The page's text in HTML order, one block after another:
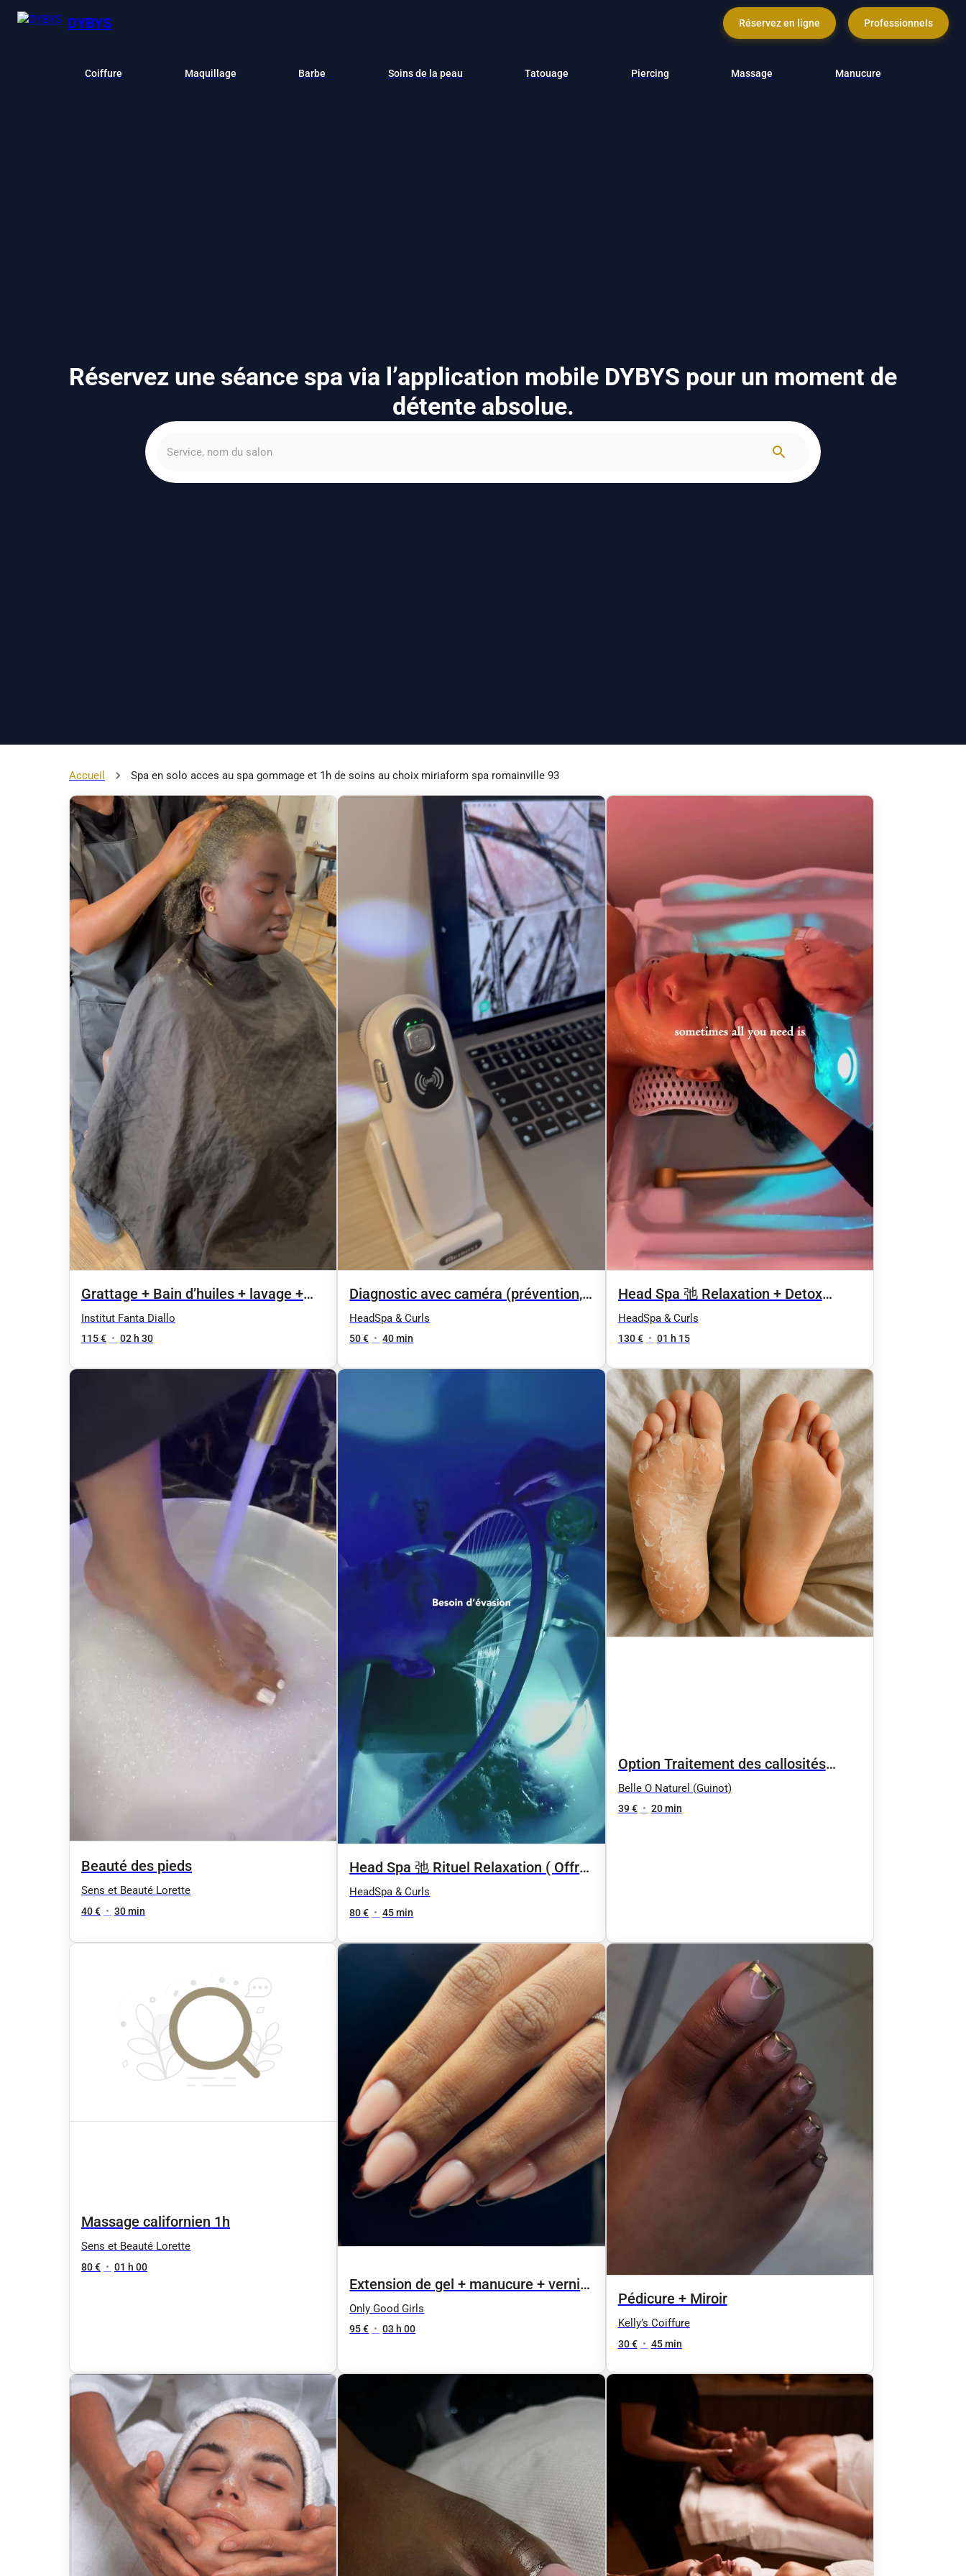
DYBYS Réservez en ligne Professionnels
Coiffure Maquillage Barbe Soins de la peau Tatouage Piercing Massage Manucure
Réservez une séance spa via l’application mobile DYBYS pour un moment de
détente absolue.
Accueil Spa en solo acces au spa gommage et 1h de soins au choix miriaform spa romainville 93
Grattage + Bain d’huiles + lavage +
massage
Institut Fanta Diallo
115 € • 02 h 30
Diagnostic avec caméra (prévention,
analyse)
HeadSpa & Curls
50 € • 40 min
Head Spa 弛 Relaxation + Detox
capillaire
HeadSpa & Curls
130 € • 01 h 15
Beauté des pieds
Sens et Beauté Lorette
40 € • 30 min
Head Spa 弛 Rituel Relaxation ( Offre
découverte)
HeadSpa & Curls
80 € • 45 min
Option Traitement des callosités
Callus PRO by OPI pendant le soin
visage 39€ au lieu de 59€
Belle O Naturel (Guinot)
39 € • 20 min
Massage californien 1h
Sens et Beauté Lorette
80 € • 01 h 00
Extension de gel + manucure + vernis
sp (Chablon ou capsule) taille L
Only Good Girls
95 € • 03 h 00
Pédicure + Miroir
Kelly’s Coiffure
30 € • 45 min